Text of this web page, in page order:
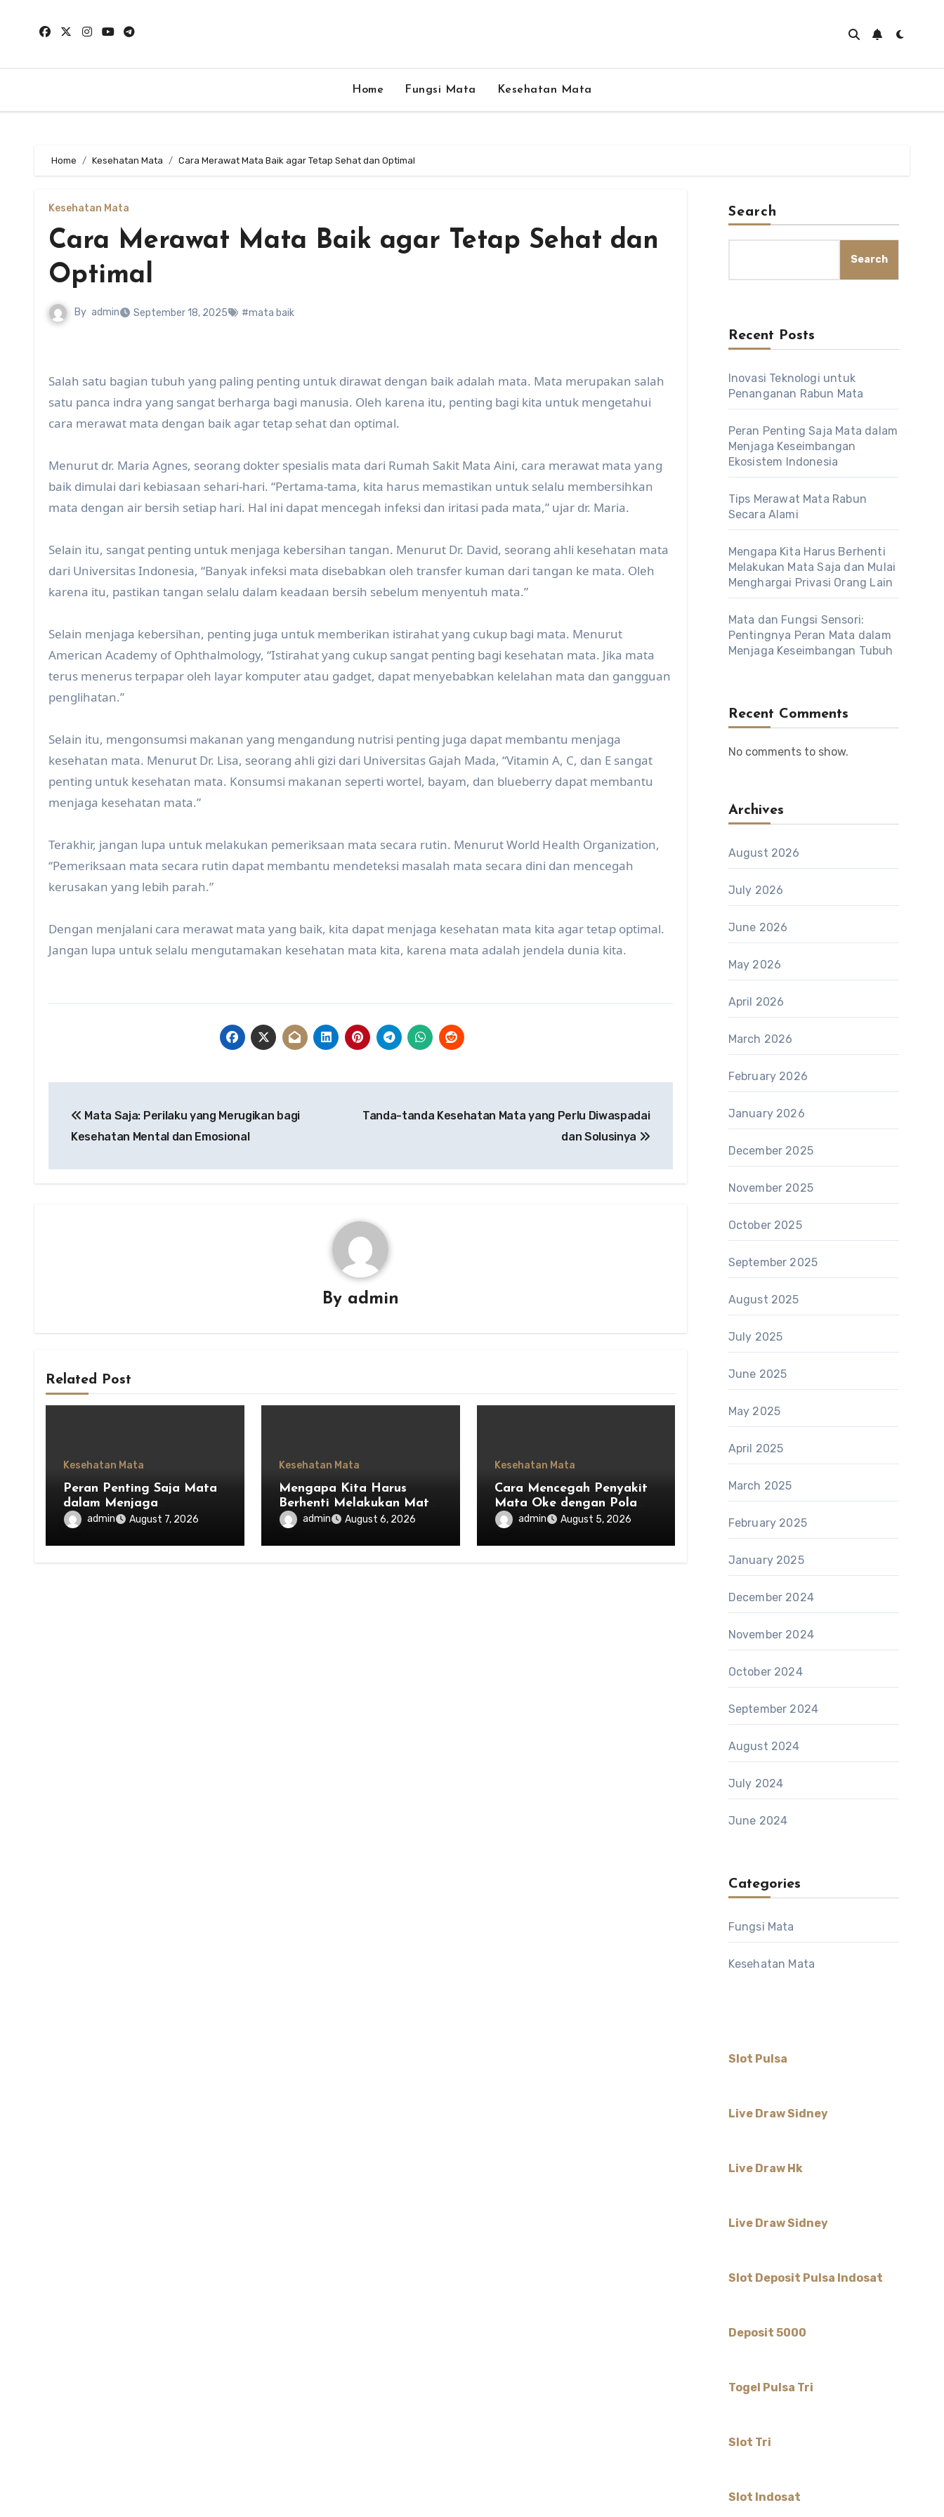
Home Fungsi Mata Kesehatan Mata
Home Kesehatan Mata Cara Merawat Mata Baik agar Tetap Sehat dan Optimal
Kesehatan Mata
Cara Merawat Mata Baik agar Tetap Sehat dan
Optimal
By admin September 18, 2025 #mata baik
Salah satu bagian tubuh yang paling penting untuk dirawat dengan baik adalah mata. Mata merupakan salah
satu panca indra yang sangat berharga bagi manusia. Oleh karena itu, penting bagi kita untuk mengetahui
cara merawat mata dengan baik agar tetap sehat dan optimal.
Menurut dr. Maria Agnes, seorang dokter spesialis mata dari Rumah Sakit Mata Aini, cara merawat mata yang
baik dimulai dari kebiasaan sehari-hari. “Pertama-tama, kita harus memastikan untuk selalu membersihkan
mata dengan air bersih setiap hari. Hal ini dapat mencegah infeksi dan iritasi pada mata,” ujar dr. Maria.
Selain itu, sangat penting untuk menjaga kebersihan tangan. Menurut Dr. David, seorang ahli kesehatan mata
dari Universitas Indonesia, “Banyak infeksi mata disebabkan oleh transfer kuman dari tangan ke mata. Oleh
karena itu, pastikan tangan selalu dalam keadaan bersih sebelum menyentuh mata.”
Selain menjaga kebersihan, penting juga untuk memberikan istirahat yang cukup bagi mata. Menurut
American Academy of Ophthalmology, “Istirahat yang cukup sangat penting bagi kesehatan mata. Jika mata
terus menerus terpapar oleh layar komputer atau gadget, dapat menyebabkan kelelahan mata dan gangguan
penglihatan.”
Selain itu, mengonsumsi makanan yang mengandung nutrisi penting juga dapat membantu menjaga
kesehatan mata. Menurut Dr. Lisa, seorang ahli gizi dari Universitas Gajah Mada, “Vitamin A, C, dan E sangat
penting untuk kesehatan mata. Konsumsi makanan seperti wortel, bayam, dan blueberry dapat membantu
menjaga kesehatan mata.”
Terakhir, jangan lupa untuk melakukan pemeriksaan mata secara rutin. Menurut World Health Organization,
“Pemeriksaan mata secara rutin dapat membantu mendeteksi masalah mata secara dini dan mencegah
kerusakan yang lebih parah.”
Dengan menjalani cara merawat mata yang baik, kita dapat menjaga kesehatan mata kita agar tetap optimal.
Jangan lupa untuk selalu mengutamakan kesehatan mata kita, karena mata adalah jendela dunia kita.
navigation
Mata Saja: Perilaku yang Merugikan bagi
Kesehatan Mental dan Emosional
Tanda-tanda Kesehatan Mata yang Perlu Diwaspadai
dan Solusinya
By admin
Related Post
Kesehatan Mata
Peran Penting Saja Mata
dalam Menjaga
Keseimbangan Ekosistem
Indonesia
admin August 7, 2026
Kesehatan Mata
Mengapa Kita Harus
Berhenti Melakukan Mata
Saja dan Mulai
Menghargai Privasi Orang
Lain
admin August 6, 2026
Kesehatan Mata
Cara Mencegah Penyakit
Mata Oke dengan Pola
Hidup Sehat
admin August 5, 2026
Search
Search
Recent Posts
Inovasi Teknologi untuk
Penanganan Rabun Mata
Peran Penting Saja Mata dalam
Menjaga Keseimbangan
Ekosistem Indonesia
Tips Merawat Mata Rabun
Secara Alami
Mengapa Kita Harus Berhenti
Melakukan Mata Saja dan Mulai
Menghargai Privasi Orang Lain
Mata dan Fungsi Sensori:
Pentingnya Peran Mata dalam
Menjaga Keseimbangan Tubuh
Recent Comments
No comments to show.
Archives
August 2026
July 2026
June 2026
May 2026
April 2026
March 2026
February 2026
January 2026
December 2025
November 2025
October 2025
September 2025
August 2025
July 2025
June 2025
May 2025
April 2025
March 2025
February 2025
January 2025
December 2024
November 2024
October 2024
September 2024
August 2024
July 2024
June 2024
Categories
Fungsi Mata
Kesehatan Mata
Slot Pulsa
Live Draw Sidney
Live Draw Hk
Live Draw Sidney
Slot Deposit Pulsa Indosat
Deposit 5000
Togel Pulsa Tri
Slot Tri
Slot Indosat